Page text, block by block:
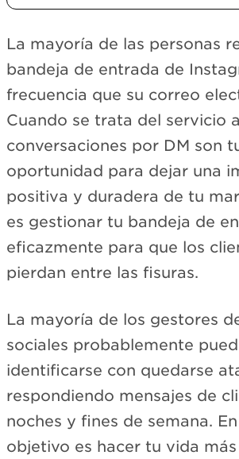
La mayoría de las personas
bandeja de entrada de
frecuencia que su correo
Cuando se trata del servicio
conversaciones por DM son
oportunidad para dejar una
positiva y duradera de tu
es gestionar tu bandeja de
eficazmente para que los
pierdan entre las fisuras.
La mayoría de los gestores
sociales probablemente
identificarse con quedarse
respondiendo mensajes de
noches y fines de semana.
objetivo es hacer tu vida